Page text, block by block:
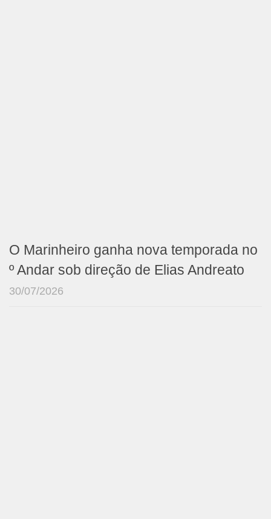
O Marinheiro ganha nova temporada no
º Andar sob direção de Elias Andreato
30/07/2026